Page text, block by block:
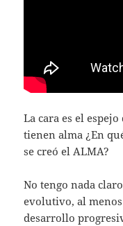
La cara es el
tienen alma ¿En
se creó el ALMA?
No tengo nada
evolutivo, al
desarrollo